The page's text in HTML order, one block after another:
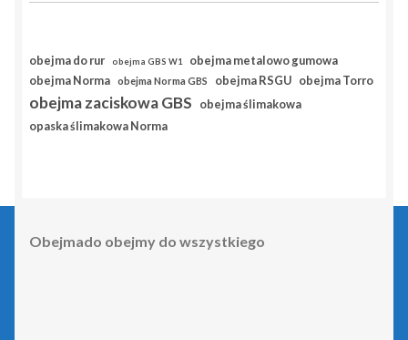
obejma do rur obejma GBS W1 obejma metalowo gumowa
obejma Norma obejma Norma GBS obejma RSGU obejma Torro
obejma zaciskowa GBS
obejma ślimakowa
opaska ślimakowa Norma
Obejmado obejmy do wszystkiego